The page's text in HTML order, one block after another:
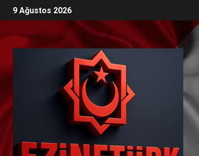
9 Ağustos 2026